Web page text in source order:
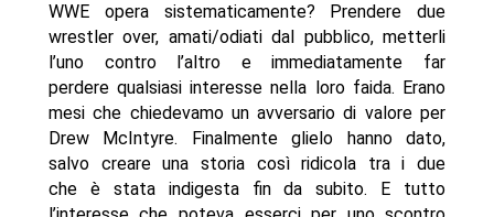
WWE opera sistematicamente? Prendere due
wrestler over, amati/odiati dal pubblico, metterli
l’uno contro l’altro e immediatamente far
perdere qualsiasi interesse nella loro faida. Erano
mesi che chiedevamo un avversario di valore per
Drew McIntyre. Finalmente glielo hanno dato,
salvo creare una storia così ridicola tra i due
che è stata indigesta fin da subito. E tutto